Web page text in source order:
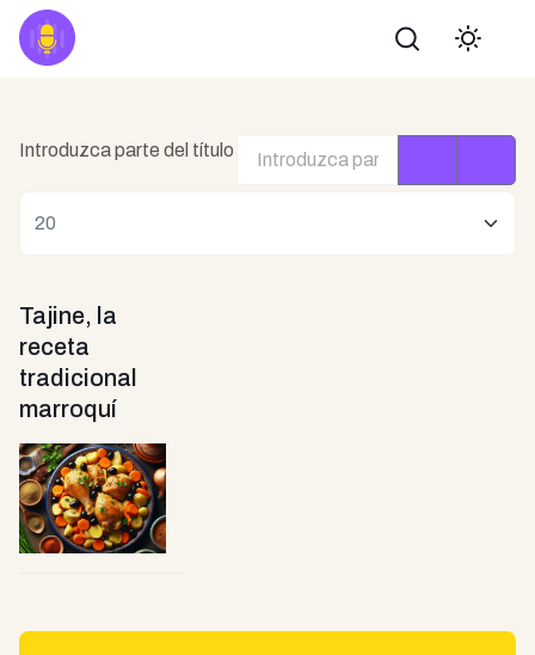
Buscar
Introduzca parte del título
Tajine, la
receta
tradicional
marroquí